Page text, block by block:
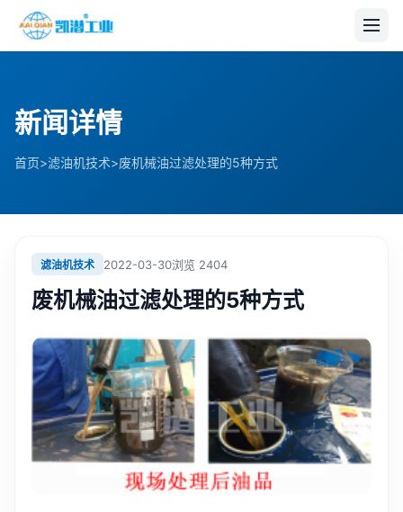
新闻详情
首页>滤油机技术>废机械油过滤处理的5种方式
滤油机技术 2022-03-30浏览 2404
废机械油过滤处理的5种方式